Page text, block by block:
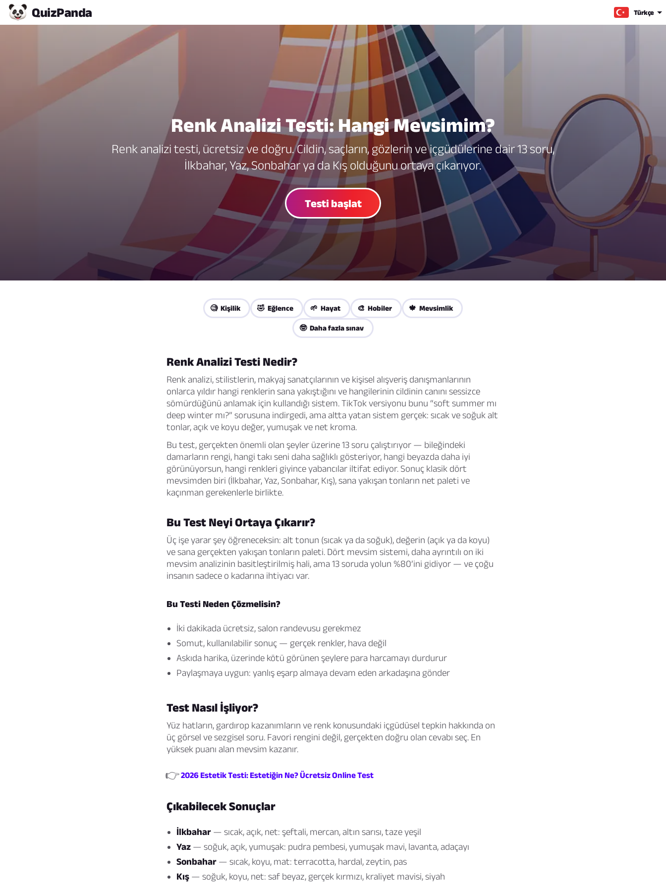
QuizPanda Türkçe
Renk Analizi Testi: Hangi Mevsimim?
Renk analizi testi, ücretsiz ve doğru. Cildin, saçların, gözlerin ve içgüdülerine dair 13 soru,
İlkbahar, Yaz, Sonbahar ya da Kış olduğunu ortaya çıkarıyor.
Testi başlat
🧐 Kişilik 🤣 Eğlence 🌱 Hayat 🎨 Hobiler 🍁 Mevsimlik
🤓 Daha fazla sınav
Renk Analizi Testi Nedir?
Renk analizi, stilistlerin, makyaj sanatçılarının ve kişisel alışveriş danışmanlarının
onlarca yıldır hangi renklerin sana yakıştığını ve hangilerinin cildinin canını sessizce
sömürdüğünü anlamak için kullandığı sistem. TikTok versiyonu bunu “soft summer mı
deep winter mı?” sorusuna indirgedi, ama altta yatan sistem gerçek: sıcak ve soğuk alt
tonlar, açık ve koyu değer, yumuşak ve net kroma.
Bu test, gerçekten önemli olan şeyler üzerine 13 soru çalıştırıyor — bileğindeki
damarların rengi, hangi takı seni daha sağlıklı gösteriyor, hangi beyazda daha iyi
görünüyorsun, hangi renkleri giyince yabancılar iltifat ediyor. Sonuç klasik dört
mevsimden biri (İlkbahar, Yaz, Sonbahar, Kış), sana yakışan tonların net paleti ve
kaçınman gerekenlerle birlikte.
Bu Test Neyi Ortaya Çıkarır?
Üç işe yarar şey öğreneceksin: alt tonun (sıcak ya da soğuk), değerin (açık ya da koyu)
ve sana gerçekten yakışan tonların paleti. Dört mevsim sistemi, daha ayrıntılı on iki
mevsim analizinin basitleştirilmiş hali, ama 13 soruda yolun %80’ini gidiyor — ve çoğu
insanın sadece o kadarına ihtiyacı var.
Bu Testi Neden Çözmelisin?
İki dakikada ücretsiz, salon randevusu gerekmez
Somut, kullanılabilir sonuç — gerçek renkler, hava değil
Askıda harika, üzerinde kötü görünen şeylere para harcamayı durdurur
Paylaşmaya uygun: yanlış eşarp almaya devam eden arkadaşına gönder
Test Nasıl İşliyor?
Yüz hatların, gardırop kazanımların ve renk konusundaki içgüdüsel tepkin hakkında on
üç görsel ve sezgisel soru. Favori rengini değil, gerçekten doğru olan cevabı seç. En
yüksek puanı alan mevsim kazanır.
👉2026 Estetik Testi: Estetiğin Ne? Ücretsiz Online Test
Çıkabilecek Sonuçlar
İlkbahar — sıcak, açık, net: şeftali, mercan, altın sarısı, taze yeşil
Yaz — soğuk, açık, yumuşak: pudra pembesi, yumuşak mavi, lavanta, adaçayı
Sonbahar — sıcak, koyu, mat: terracotta, hardal, zeytin, pas
Kış — soğuk, koyu, net: saf beyaz, gerçek kırmızı, kraliyet mavisi, siyah